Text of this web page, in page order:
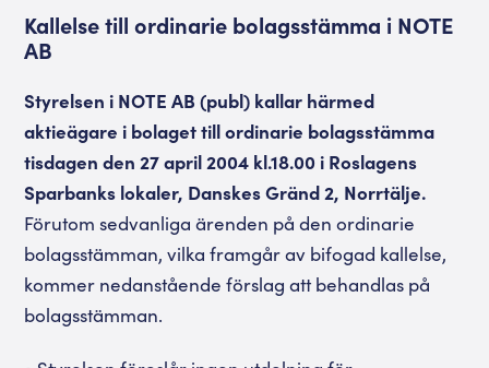
Kallelse till ordinarie bolagsstämma i NOTE
AB
Styrelsen i NOTE AB (publ) kallar härmed
aktieägare i bolaget till ordinarie bolagsstämma
tisdagen den 27 april 2004 kl.18.00 i Roslagens
Sparbanks lokaler, Danskes Gränd 2, Norrtälje.
Förutom sedvanliga ärenden på den ordinarie
bolagsstämman, vilka framgår av bifogad kallelse,
kommer nedanstående förslag att behandlas på
bolagsstämman.